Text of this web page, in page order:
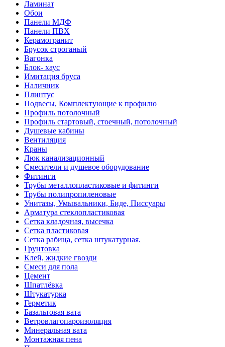
Ламинат
Обои
Панели МДФ
Панели ПВХ
Керамогранит
Брусок строганый
Вагонка
Блок- хаус
Имитация бруса
Наличник
Плинтус
Подвесы, Комплектующие к профилю
Профиль потолочный
Профиль стартовый, стоечный, потолочный
Душевые кабины
Вентиляция
Краны
Люк канализационный
Смесители и душевое оборудование
Фитинги
Трубы металлопластиковые и фитинги
Трубы полипропиленовые
Унитазы, Умывальники, Биде, Писсуары
Арматура стеклопластиковая
Сетка кладочная, высечка
Сетка пластиковая
Сетка рабица, сетка штукатурная.
Грунтовка
Клей, жидкие гвозди
Смеси для пола
Цемент
Шпатлёвка
Штукатурка
Герметик
Базальтовая вата
Ветровлагопароизоляция
Минеральная вата
Монтажная пена